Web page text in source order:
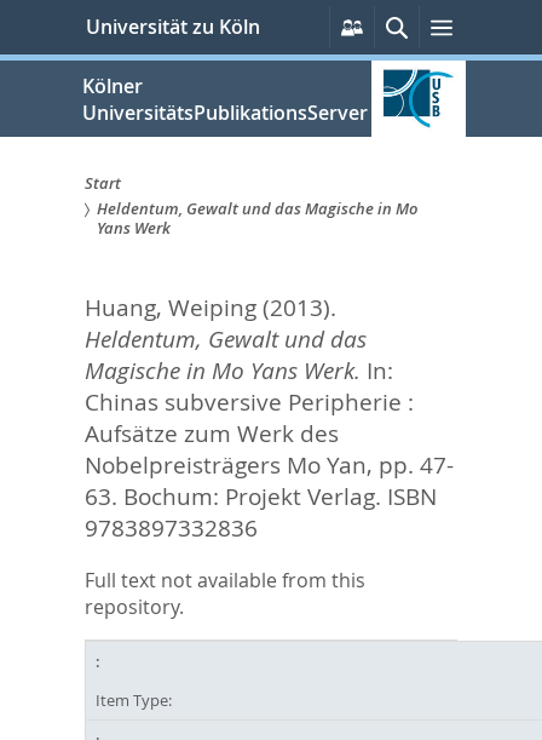
springen
Universität zu Köln
Persönliche
Services
Suche
Kölner
UniversitätsPublikationsServer
Sie
hier:
Start
Heldentum, Gewalt und das Magische in Mo
Yans Werk
Huang, Weiping(2013).
Heldentum, Gewalt und das
Magische in Mo Yans Werk. In:
Chinas subversive Peripherie :
Aufsätze zum Werk des
Nobelpreisträgers Mo Yan, pp. 47-
63. Bochum: Projekt Verlag. ISBN
9783897332836
Full text not available from this
repository.
Item Type: